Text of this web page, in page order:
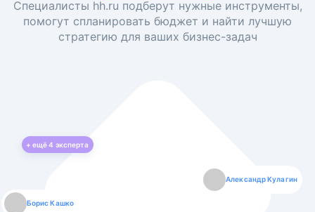
Специалисты hh.ru подберут нужные инструменты,
помогут спланировать бюджет и найти лучшую
стратегию для ваших бизнес-задач
+ ещё4 эксперта
Борис Кашко
Александр Кулагин
Юлия Изоитко
Даниил Макаров
Александр Кулагин
Екатерина Лазаренко
Даниил Макаров
Борис Кашко
Екатерина Лазаренко
Юлия Изоитко